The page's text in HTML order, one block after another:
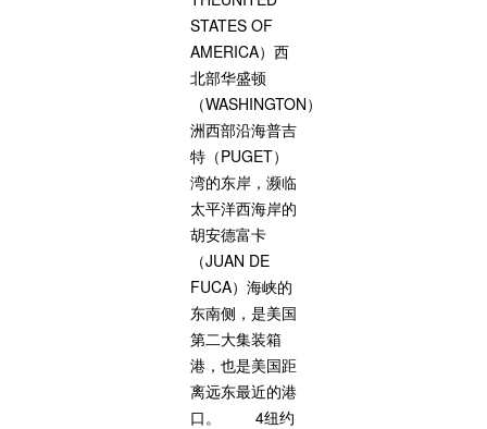
STATES OF
AMERICA）西
北部华盛顿
（WASHINGTON）
洲西部沿海普吉
特（PUGET）
湾的东岸，濒临
太平洋西海岸的
胡安德富卡
（JUAN DE
FUCA）海峡的
东南侧，是美国
第二大集装箱
港，也是美国距
离远东最近的港
口。 4纽约